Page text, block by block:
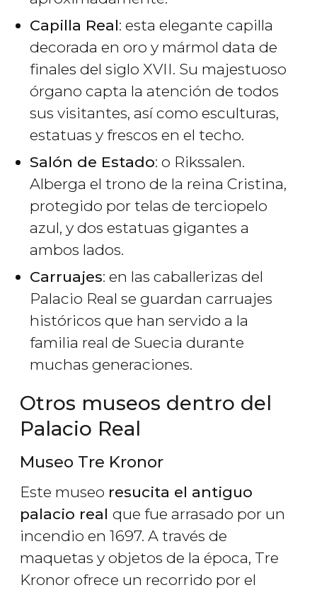
Capilla Real: esta elegante capilla
decorada en oro y mármol data de
finales del siglo XVII. Su majestuoso
órgano capta la atención de todos
sus visitantes, así como esculturas,
estatuas y frescos en el techo.
Salón de Estado: o Rikssalen.
Alberga el trono de la reina Cristina,
protegido por telas de terciopelo
azul, y dos estatuas gigantes a
ambos lados.
Carruajes: en las caballerizas del
Palacio Real se guardan carruajes
históricos que han servido a la
familia real de Suecia durante
muchas generaciones.
Otros museos dentro del
Palacio Real
Museo Tre Kronor
Este museo resucita el antiguo
palacio real que fue arrasado por un
incendio en 1697. A través de
maquetas y objetos de la época, Tre
Kronor ofrece un recorrido por el